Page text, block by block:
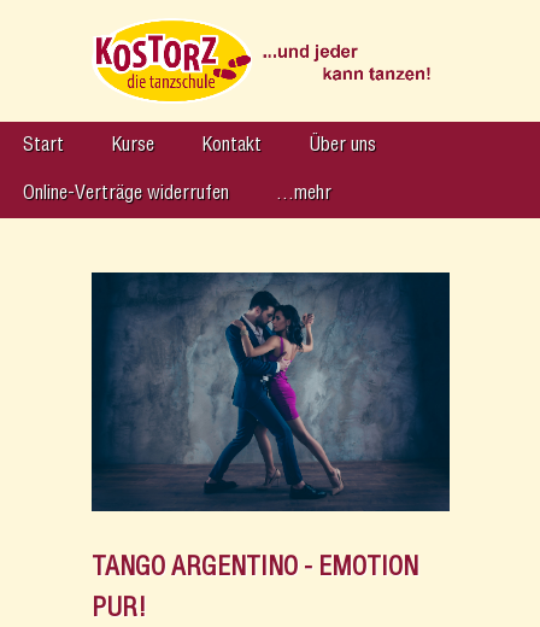
Start Kurse Kontakt Über uns
Online-Verträge widerrufen …mehr
TANGO ARGENTINO - EMOTION
PUR!